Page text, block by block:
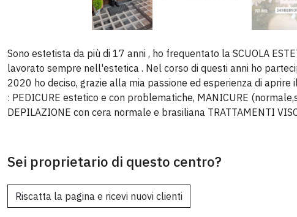
Sono estetista da più di 17 anni , ho frequentato la SCUOLA
lavorato sempre nell'estetica . Nel corso di questi anni ho
2020 ho deciso, grazie alla mia passione ed esperienza di aprire
: PEDICURE estetico e con problematiche, MANICURE
DEPILAZIONE con cera normale e brasiliana TRATTAMENTI VISO
Sei proprietario di questo centro?
Riscatta la pagina e ricevi nuovi clienti